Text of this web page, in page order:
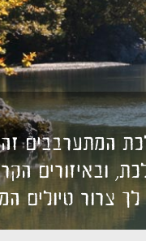
המתערבבים זה
ובאיזורים
צרור טיולים